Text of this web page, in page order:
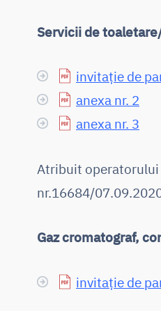
Servicii de
invitație de
anexa nr. 2
anexa nr. 3
Atribuit operatorului
nr.16684/
Gaz cromatograf,
invitație de